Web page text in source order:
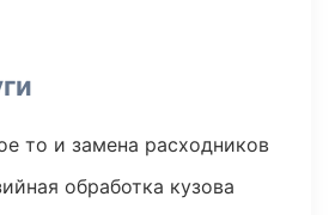
то и замена расходников
обработка кузова